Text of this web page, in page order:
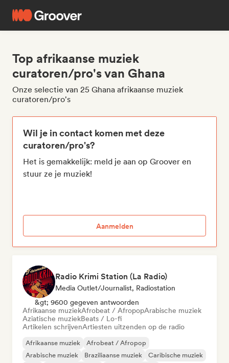
Top afrikaanse muziek
curatoren/pro's van Ghana
Onze selectie van 25 Ghana afrikaanse muziek
curatoren/pro's
Wil je in contact komen met deze
curatoren/pro's?
Het is gemakkelijk: meld je aan op Groover en
stuur ze je muziek!
Aanmelden
Radio Krimi Station (La Radio)
Media Outlet/Journalist, Radiostation
&gt; 9600 gegeven antwoorden
Afrikaanse muziekAfrobeat / AfropopArabische muziek
Aziatische muziekBeats / Lo-fi
Artikelen schrijvenArtiesten uitzenden op de radio
Afrikaanse muziek
Afrobeat / Afropop
Arabische muziek
Braziliaanse muziek
Caribische muziek